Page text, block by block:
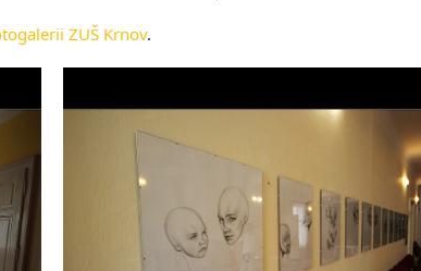
ZUŠ Krnov.